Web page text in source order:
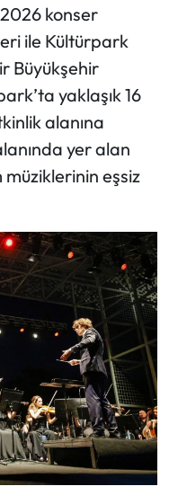
konser
ile Kültürpark
Büyükşehir
yaklaşık 16
alanına
yer alan
eşsiz